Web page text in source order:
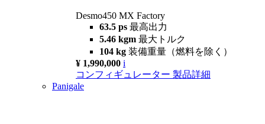
Desmo450 MX Factory
63.5 ps 最高出力
5.46 kgm 最大トルク
104 kg 装備重量（燃料を除く）
¥ 1,990,000 i
コンフィギュレーター 製品詳細
Panigale